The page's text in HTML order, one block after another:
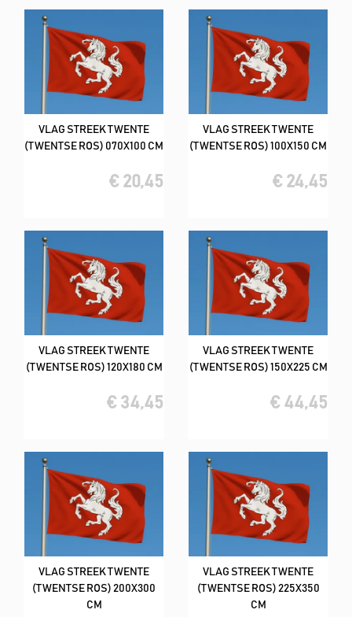
VLAG STREEK TWENTE
(TWENTSE ROS) 070X100 CM
€ 20,45
VLAG STREEK TWENTE
(TWENTSE ROS) 100X150 CM
€ 24,45
VLAG STREEK TWENTE
(TWENTSE ROS) 120X180 CM
€ 34,45
VLAG STREEK TWENTE
(TWENTSE ROS) 150X225 CM
€ 44,45
VLAG STREEK TWENTE
(TWENTSE ROS) 200X300
CM
VLAG STREEK TWENTE
(TWENTSE ROS) 225X350
CM